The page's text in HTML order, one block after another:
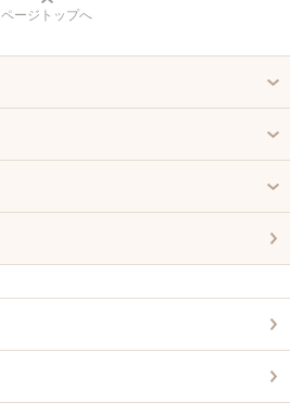
ページトップへ